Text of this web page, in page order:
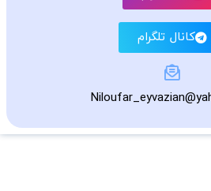
کانال تلگرام